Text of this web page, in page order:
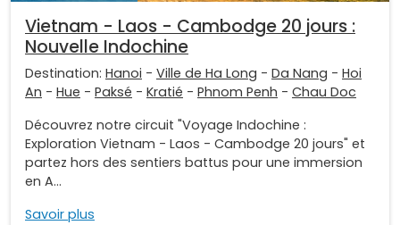
Vietnam - Laos - Cambodge 20 jours :
Nouvelle Indochine
Destination: Hanoi - Ville de Ha Long - Da Nang - Hoi
An - Hue - Paksé - Kratié - Phnom Penh - Chau Doc
Découvrez notre circuit "Voyage Indochine :
Exploration Vietnam - Laos - Cambodge 20 jours" et
partez hors des sentiers battus pour une immersion
en A...
Savoir plus